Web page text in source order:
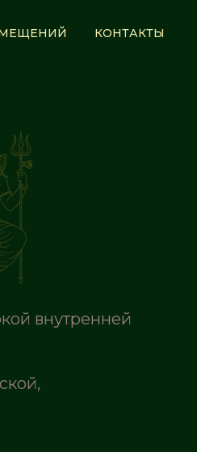
КОНТАКТЫ
внутренней